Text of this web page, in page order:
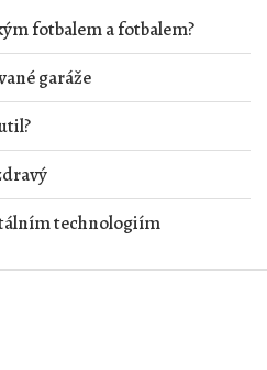
fotbalem a fotbalem?
garáže
technologiím